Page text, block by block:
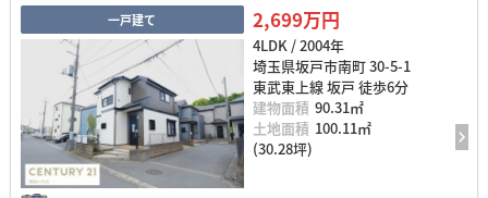
一戸建て 2,699万円
4LDK / 2004年
埼玉県坂戸市南町 30-5-1
東武東上線 坂戸 徒歩6分
建物面積 90.31㎡
土地面積 100.11㎡
(30.28坪)